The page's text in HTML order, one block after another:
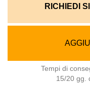
RICHIEDI
Tempi di
15/20 gg.